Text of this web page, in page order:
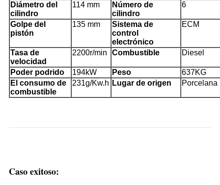
Diámetro del
cilindro
114 mm
Número de
cilindro
6
Golpe del
pistón
135 mm
Sistema de
control
electrónico
ECM
Tasa de
velocidad
2200r/min Combustible Diesel
Poder podrido 194kW Peso
637KG
El consumo de
combustible
231g/Kw.h Lugar de origen Porcelana
Caso exitoso: